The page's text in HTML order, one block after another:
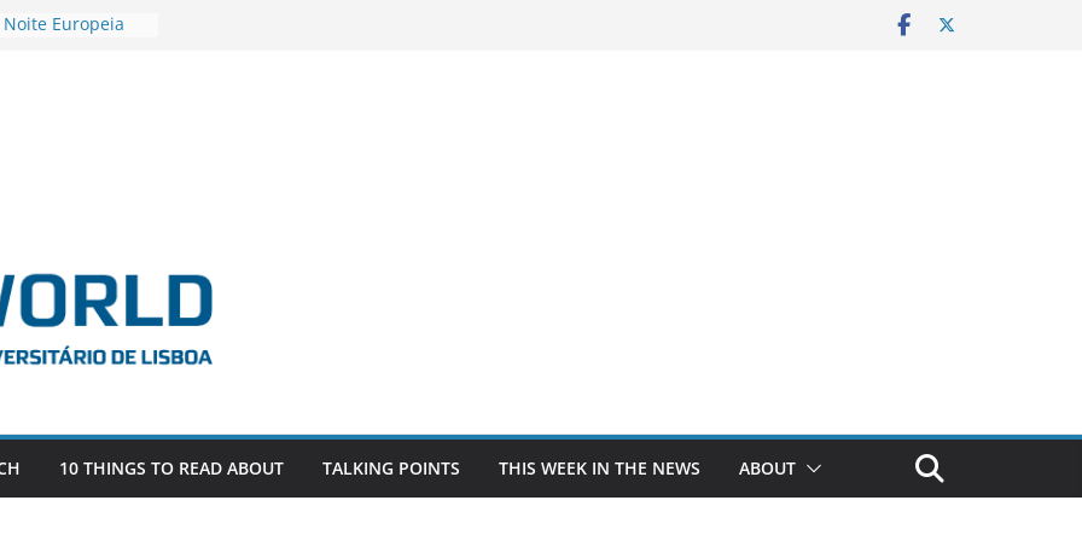
Noite Europeia
as the
EU, Russia
SAGE
10 THINGS TO READ ABOUT TALKING POINTS THIS WEEK IN THE NEWS ABOUT